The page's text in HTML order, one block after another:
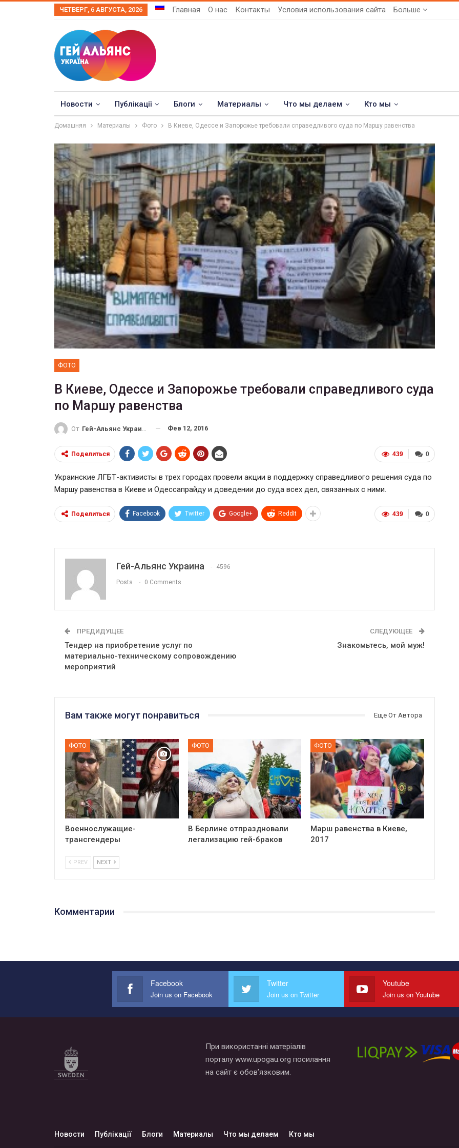
ЧЕТВЕРГ, 6 АВГУСТА, 2026 Главная О нас Контакты Условия использования сайта Больше
Новости Публікації Блоги Материалы Что мы делаем Кто мы
Домашняя Материалы Фото В Киеве, Одессе и Запорожье требовали справедливого суда по Маршу равенства
ФОТО
В Киеве, Одессе и Запорожье требовали справедливого суда
по Маршу равенства
От Гей-Альянс Украина Фев 12, 2016
0
439
Поделиться
Украинские ЛГБТ-активисты в трех городах провели акции в поддержку справедливого решения суда по
Маршу равенства в Киеве и Одессапрайду и доведении до суда всех дел, связанных с ними.
0
439
Поделиться Facebook Twitter Google+ ReddIt
Гей-Альянс Украина 4596
Posts 0 Comments
ПРЕДИДУЩЕЕ
Тендер на приобретение услуг по
материально-техническому сопровождению
мероприятий
СЛЕДУЮЩЕЕ
Знакомьтесь, мой муж!
Вам также могут понравиться Еще От Автора
ФОТО
Военнослужащие-
трансгендеры
ФОТО
В Берлине отпраздновали
легализацию гей-браков
ФОТО
Марш равенства в Киеве,
2017
PREV NEXT
Комментарии
ФОТО
Военнослужащие-трансгендеры
Июл 27, 2017 0
ФОТО
В Берлине отпраздновали
легализацию гей-браков
0
Facebook
Join us on Facebook
Twitter
Join us on Twitter
Youtube
Join us on Youtube
При використанні матеріалів
порталу www.upogau.org посилання
на сайт є обов’язковим.
Новости Публікації Блоги Материалы Что мы делаем Кто мы